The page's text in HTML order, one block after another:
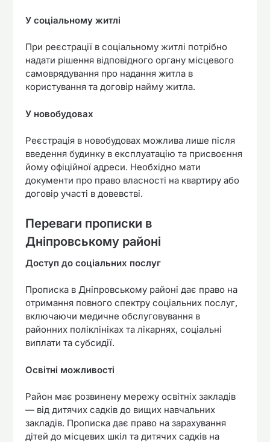
У соціальному житлі
При реєстрації в соціальному житлі потрібно
надати рішення відповідного органу місцевого
самоврядування про надання житла в
користування та договір найму житла.
У новобудовах
Реєстрація в новобудовах можлива лише після
введення будинку в експлуатацію та присвоєння
йому офіційної адреси. Необхідно мати
документи про право власності на квартиру або
договір участі в довевстві.
Переваги прописки в
Дніпровському районі
Доступ до соціальних послуг
Прописка в Дніпровському районі дає право на
отримання повного спектру соціальних послуг,
включаючи медичне обслуговування в
районних поліклініках та лікарнях, соціальні
виплати та субсидії.
Освітні можливості
Район має розвинену мережу освітніх закладів
— від дитячих садків до вищих навчальних
закладів. Прописка дає право на зарахування
дітей до місцевих шкіл та дитячих садків на